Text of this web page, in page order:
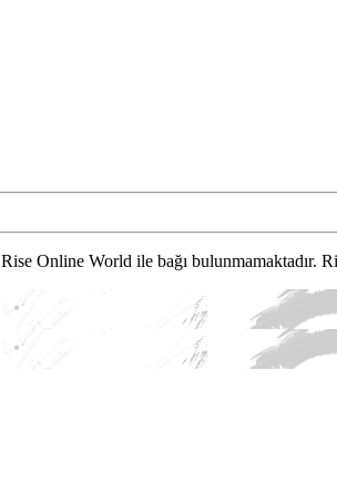
Online World ile bağı bulunmamaktadır.